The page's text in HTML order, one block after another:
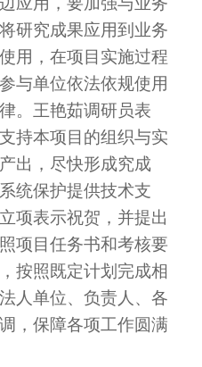
研究成果应用到业务
用，在项目实施过程
与单位依法依规使用
。王艳茹调研员表
持本项目的组织与实
出，尽快形成究成
统保护提供技术支
项表示祝贺，并提出
项目任务书和考核要
按照既定计划完成相
人单位、负责人、各
，保障各项工作圆满